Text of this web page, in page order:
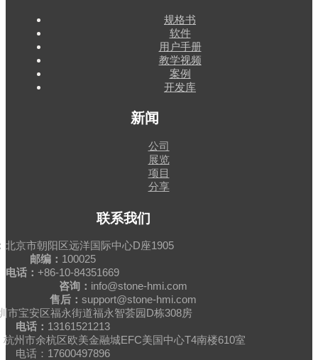
规格书
软件
用户手册
教学视频
案例
开发库
新闻
公司
展览
项目
分享
联系我们
北京市朝阳区远洋国际中心D座1905
邮编： 100025
电话： +86-10-84351669
咨询： info@stone-hmi.com
售后： support@stone-hmi.com
市宝安区福永街道福永智荟园D栋308房
电话： 13161521213
杭州市余杭区欧美金融城EFC美国中心T4南楼610室
电话：17600497896